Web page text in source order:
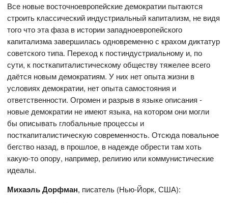
Все новые восточноевропейские демократии пытаются
строить классический индустриальный капитализм, не видя
того что эта фаза в истории западноевропейского
капитализма завершилась одновременно с крахом диктатур
советского типа. Переход к постиндустриальному и, по
сути, к посткапиталистическому обществу тяжелее всего
даётся новым демократиям. У них нет опыта жизни в
условиях демократии, нет опыта самостояния и
ответственности. Огромен и разрыв в языке описания -
новые демократии не имеют языка, на котором они могли
бы описывать глобальные процессы и
посткапиталистическую современность. Отсюда повальное
бегство назад, в прошлое, в надежде обрести там хоть
какую-то опору, например, религию или коммунистические
идеалы.
Михаэль Дорфман, писатель (Нью-Йорк, США):